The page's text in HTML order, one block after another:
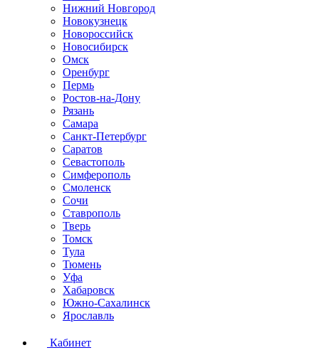
Нижний Новгород
Новокузнецк
Новороссийск
Новосибирск
Омск
Оренбург
Пермь
Ростов-на-Дону
Рязань
Самара
Санкт-Петербург
Саратов
Севастополь
Симферополь
Смоленск
Сочи
Ставрополь
Тверь
Томск
Тула
Тюмень
Уфа
Хабаровск
Южно-Сахалинск
Ярославль
Кабинет